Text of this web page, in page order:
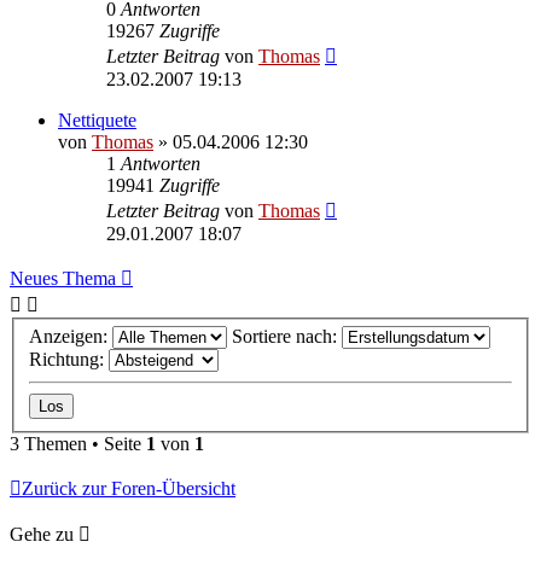
0 Antworten
19267 Zugriffe
Letzter Beitrag von Thomas
23.02.2007 19:13
Nettiquete
von Thomas » 05.04.2006 12:30
1 Antworten
19941 Zugriffe
Letzter Beitrag von Thomas
29.01.2007 18:07
Neues Thema
Anzeigen:
Sortiere nach:
Richtung:
3 Themen • Seite 1 von 1
Zurück zur Foren-Übersicht
Gehe zu